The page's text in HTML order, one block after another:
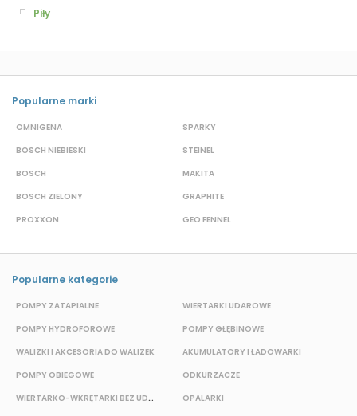
Piły
Popularne marki
OMNIGENA
BOSCH NIEBIESKI
BOSCH
BOSCH ZIELONY
PROXXON
SPARKY
STEINEL
MAKITA
GRAPHITE
GEO FENNEL
Popularne kategorie
POMPY ZATAPIALNE
POMPY HYDROFOROWE
WALIZKI I AKCESORIA DO WALIZEK
POMPY OBIEGOWE
WIERTARKO-WKRĘTARKI BEZ UDAROWE
WIERTARKI UDAROWE
POMPY GŁĘBINOWE
AKUMULATORY I ŁADOWARKI
ODKURZACZE
OPALARKI